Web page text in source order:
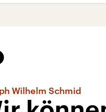
Wilhelm Schmid